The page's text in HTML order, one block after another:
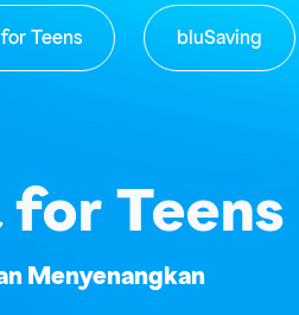
Teens bluSaving
Teens
Menyenangkan